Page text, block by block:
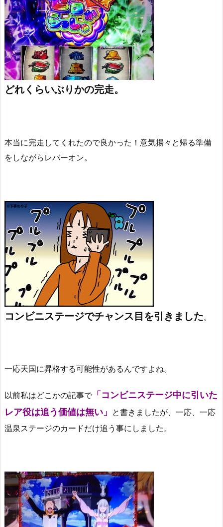
どれくらいぶりかの完走。
本当に完走してくれたので良かった！意気揚々と帰る準備
をしながらレバーオン。
コンビニステージでチャンス目を引きました。
一応天国に昇格する可能性があるんですよね。
以前私はどこかの記事で「コンビニステージ中に引いた
レア役は追う価値は無い」 と書きましたが、一応、一応
温泉ステージのカードだけ追う事にしました。